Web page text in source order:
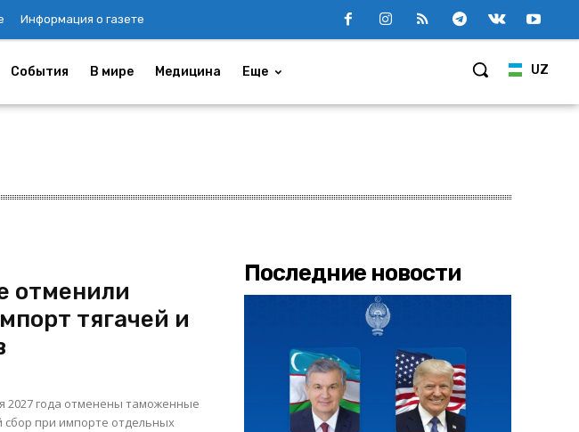
Информация о газете
UZ
События В мире Медицина Еще
отменили
тягачей и
2027 года отменены таможенные
при импорте отдельных
Последние новости